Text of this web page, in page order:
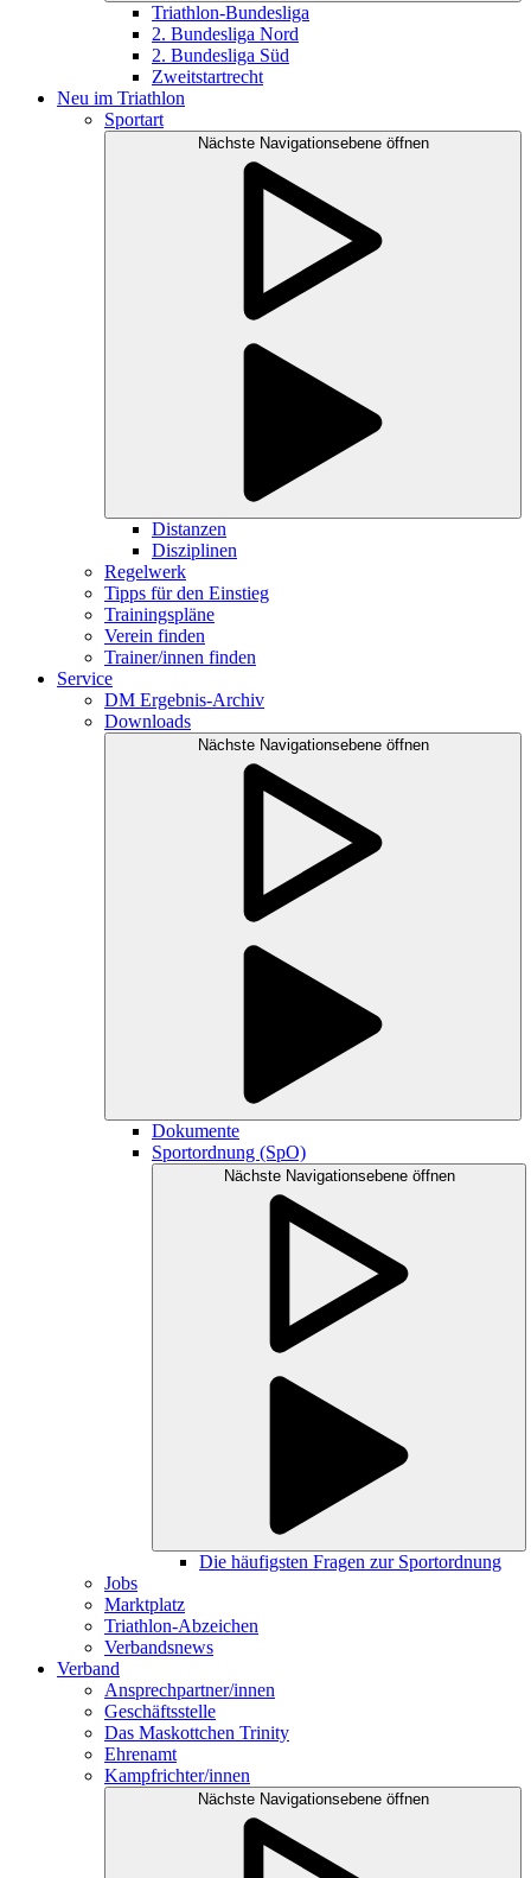
Triathlon-Bundesliga
2. Bundesliga Nord
2. Bundesliga Süd
Zweitstartrecht
Neu im Triathlon
Sportart
Nächste Navigationsebene öffnen
Distanzen
Disziplinen
Regelwerk
Tipps für den Einstieg
Trainingspläne
Verein finden
Trainer/innen finden
Service
DM Ergebnis-Archiv
Downloads
Nächste Navigationsebene öffnen
Dokumente
Sportordnung (SpO)
Nächste Navigationsebene öffnen
Die häufigsten Fragen zur Sportordnung
Jobs
Marktplatz
Triathlon-Abzeichen
Verbandsnews
Verband
Ansprechpartner/innen
Geschäftsstelle
Das Maskottchen Trinity
Ehrenamt
Kampfrichter/innen
Nächste Navigationsebene öffnen